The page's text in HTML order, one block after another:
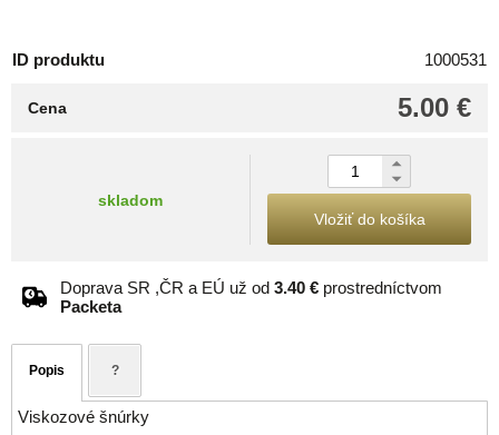
ID produktu 1000531
5.00 €
Cena
skladom
Vložiť do košíka
Doprava SR ,ČR a EÚ už od 3.40 € prostredníctvom
Packeta
Popis ?
Viskozové šnúrky